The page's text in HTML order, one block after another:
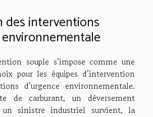
des interventions
souple s’impose comme une
pour les équipes d’intervention
d’urgence environnementale.
de carburant, un déversement
un sinistre industriel survient, la